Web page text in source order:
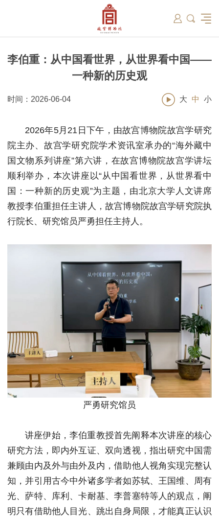
国际博协培训中心
名画记
数字多宝阁故宫博物院院刊
李伯重：从中国看世界，从世界看中国——
一种新的历史观
时间：2026-06-04 大 中 小
2026年5月21日下午，由故宫博物院故宫学研究
院主办、故宫学研究院学术资讯室承办的“海外藏中
国文物系列讲座”第六讲，在故宫博物院故宫学讲坛
顺利举办，本次讲座以“从中国看世界，从世界看中
国：一种新的历史观”为主题，由北京大学人文讲席
教授李伯重担任主讲人，故宫博物院故宫学研究院执
行院长、研究馆员严勇担任主持人。
严勇研究馆员
讲座伊始，李伯重教授首先阐释本次讲座的核心
研究方法，即内外互证、双向透视，指出研究中国需
兼顾由内及外与由外及内，借助他人视角实现完整认
知，并引用古今中外诸多学者如苏轼、王国维、周有
光、萨特、库利、卡耐基、李普塞特等人的观点，阐
明只有借助他人目光、跳出自身局限，才能真正认识